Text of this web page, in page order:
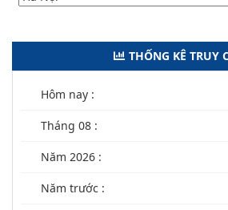
THỐNG KÊ TRUY
Hôm nay :
Tháng 08 :
Năm 2026 :
Năm trước :